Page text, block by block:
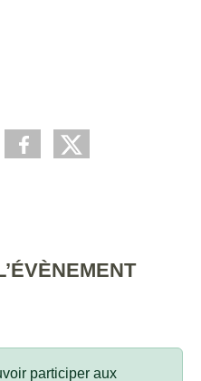
participer aux